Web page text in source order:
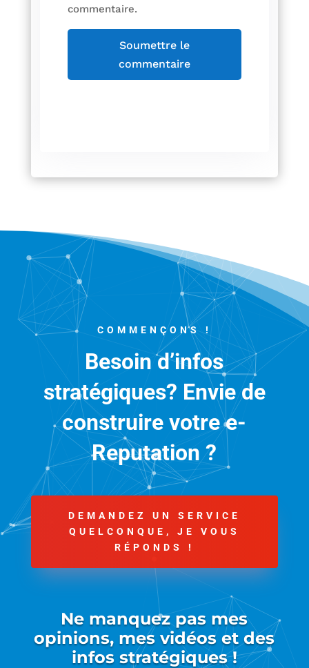
commentaire.
Soumettre le
commentaire
COMMENÇONS !
Besoin d’infos
stratégiques? Envie de
construire votre e-
Reputation ?
DEMANDEZ UN SERVICE
QUELCONQUE, JE VOUS
RÉPONDS !
Ne manquez pas mes
opinions, mes vidéos et des
infos stratégiques !